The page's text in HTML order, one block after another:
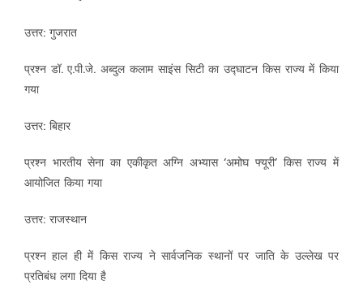
उत्तर: गुजरात
प्रश्न डॉ. ए.पी.जे. अब्दुल कलाम साइंस सिटी का उद्घाटन किस राज्य में किया
गया
उत्तर: बिहार
प्रश्न भारतीय सेना का एकीकृत अग्नि अभ्यास ‘अमोघ फ्यूरी’ किस राज्य में
आयोजित किया गया
उत्तर: राजस्थान
प्रश्न हाल ही में किस राज्य ने सार्वजनिक स्थानों पर जाति के उल्लेख पर
प्रतिबंध लगा दिया है